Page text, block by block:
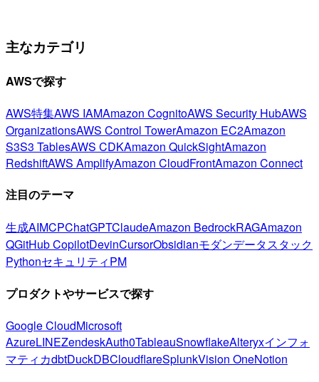
主なカテゴリ
AWSで探す
AWS特集AWS IAMAmazon CognitoAWS Security HubAWS
OrganizationsAWS Control TowerAmazon EC2Amazon
S3S3 TablesAWS CDKAmazon QuickSightAmazon
RedshiftAWS AmplifyAmazon CloudFrontAmazon Connect
注目のテーマ
生成AIMCPChatGPTClaudeAmazon BedrockRAGAmazon
QGitHub CopilotDevinCursorObsidianモダンデータスタック
PythonセキュリティPM
プロダクトやサービスで探す
Google CloudMicrosoft
AzureLINEZendeskAuth0TableauSnowflakeAlteryxインフォ
マティカdbtDuckDBCloudflareSplunkVision OneNotion